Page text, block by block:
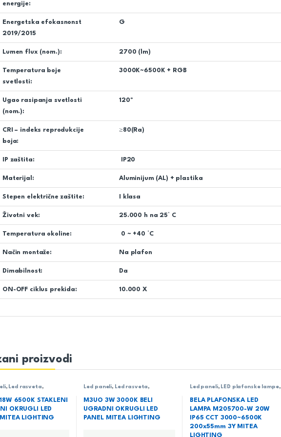
energije:
Energetska efokasnonst
2019/2015
G
Lumen flux (nom.): 2700 (lm)
Temperatura boje
svetlosti:
3000K~6500K + RGB
Ugao rasipanja svetlosti
(nom.):
120º
CRI – indeks reprodukcije
boja:
≥80(Ra)
IP zaštita: IP20
Materijal: Aluminijum (AL) + plastika
Stepen električne zaštite: I klasa
Životni vek: 25.000 h na 25° C
Temperatura okoline: 0 ~ +40 °C
Način montaže: Na plafon
Dimabilnost: Da
ON-OFF ciklus prekida: 10.000 X
proizvodi
, Led rasveta,
6500K STAKLENI
OKRUGLI LED
MITEA LIGHTING
Led paneli, Led rasveta,
M3UO 3W 3000K BELI
UGRADNI OKRUGLI LED
PANEL MITEA LIGHTING
Led paneli, LED plafonske lampe,
BELA PLAFONSKA LED
LAMPA M205700-W 20W
IP65 CCT 3000~6500K
200x55mm 3Y MITEA
LIGHTING